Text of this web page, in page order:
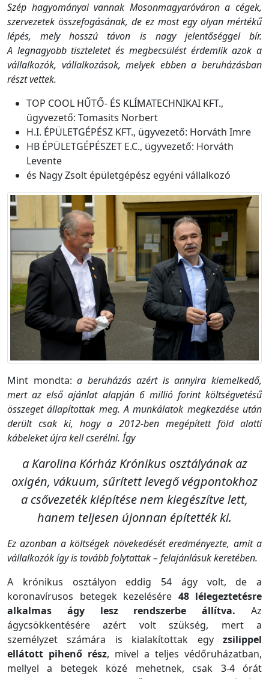
Szép hagyományai vannak Mosonmagyaróváron a cégek,
szervezetek összefogásának, de ez most egy olyan mértékű
lépés, mely hosszú távon is nagy jelentőséggel bír.
A legnagyobb tiszteletet és megbecsülést érdemlik azok a
vállalkozók, vállalkozások, melyek ebben a beruházásban
részt vettek.
TOP COOL HŰTŐ- ÉS KLÍMATECHNIKAI KFT.,
ügyvezető: Tomasits Norbert
H.I. ÉPÜLETGÉPÉSZ KFT., ügyvezető: Horváth Imre
HB ÉPÜLETGÉPÉSZET E.C., ügyvezető: Horváth
Levente
és Nagy Zsolt épületgépész egyéni vállalkozó
Mint mondta:a beruházás azért is annyira kiemelkedő,
mert az első ajánlat alapján 6 millió forint költségvetésű
összeget állapítottak meg. A munkálatok megkezdése után
derült csak ki, hogy a 2012-ben megépített föld alatti
kábeleket újra kell cserélni. Így
a Karolina Kórház Krónikus osztályának az
oxigén, vákuum, sűrített levegő végpontokhoz
a csővezeték kiépítése nem kiegészítve lett,
hanem teljesen újonnan építették ki.
Ez azonban a költségek növekedését eredményezte, amit a
vállalkozók így is tovább folytattak – felajánlásuk keretében.
A krónikus osztályon eddig 54 ágy volt, de a
koronavírusos betegek kezelésére 48 lélegeztetésre
alkalmas ágy lesz rendszerbe állítva. Az
ágycsökkentésére azért volt szükség, mert a
személyzet számára is kialakítottak egy zsilippel
ellátott pihenő rész, mivel a teljes védőruházatban,
mellyel a betegek közé mehetnek, csak 3-4 órát